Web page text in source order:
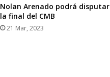
Nolan Arenado podrá disputar
la final del CMB
21 Mar, 2023